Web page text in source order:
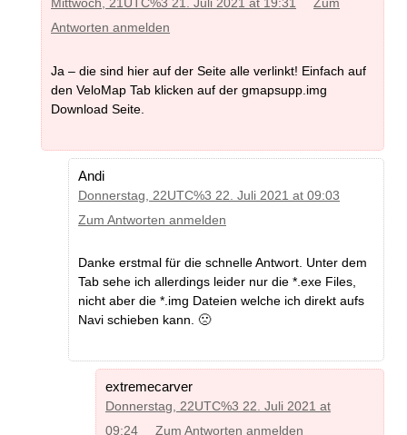
Mittwoch, 21UTC%3 21. Juli 2021 at 19:31
Zum
Antworten anmelden
Ja – die sind hier auf der Seite alle verlinkt! Einfach auf
den VeloMap Tab klicken auf der gmapsupp.img
Download Seite.
Andi
Donnerstag, 22UTC%3 22. Juli 2021 at 09:03
Zum Antworten anmelden
Danke erstmal für die schnelle Antwort. Unter dem
Tab sehe ich allerdings leider nur die *.exe Files,
nicht aber die *.img Dateien welche ich direkt aufs
Navi schieben kann. 🙁
extremecarver
Donnerstag, 22UTC%3 22. Juli 2021 at
09:24
Zum Antworten anmelden